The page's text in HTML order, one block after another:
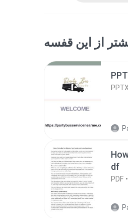
از این قفسه
PPTX
df
PDF